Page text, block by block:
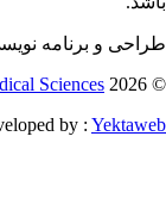
و برنامه
©
Sciences
by :